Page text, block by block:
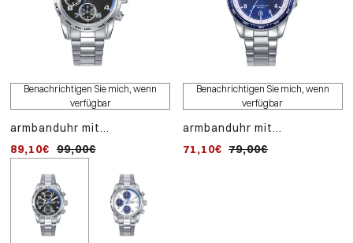
Benachrichtigen Sie mich, wenn
verfügbar
armbanduhr mit
quarzwerk. inklusive
kreuz und blauem
lederarmband.
89,10€ 99,00€
HINZUFÜGEN
uhr mit
inklusive
89,10€ 99,00€
Benachrichtigen Sie mich, wenn
verfügbar
armbanduhr mit
quarzwerk. inklusive
71,10€ 79,00€